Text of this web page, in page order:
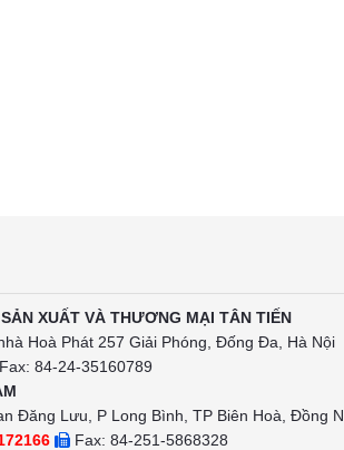
XUẤT VÀ THƯƠNG MẠI TÂN TIẾN
Hoà Phát 257 Giải Phóng, Đống Đa, Hà Nội
Fax: 84-24-35160789
Đăng Lưu, P Long Bình, TP Biên Hoà, Đồng
Fax: 84-251-5868328